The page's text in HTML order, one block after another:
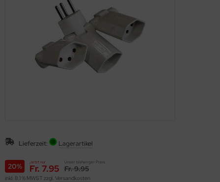
Lieferzeit: Lagerartikel
Jetzt nur
Fr. 7.95
Unser bisheriger Preis
Fr. 9.95
20%
inkl. 8.1 % MWST zzgl. Versandkosten